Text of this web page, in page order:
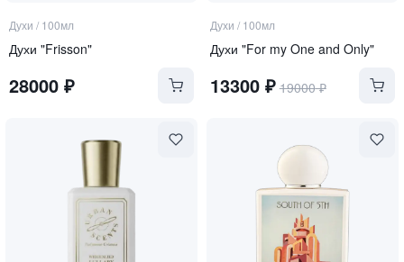
Духи / 100мл
Духи "Frisson"
28000 ₽
Духи / 100мл
Духи "For my One and Only"
13300₽ 19000₽